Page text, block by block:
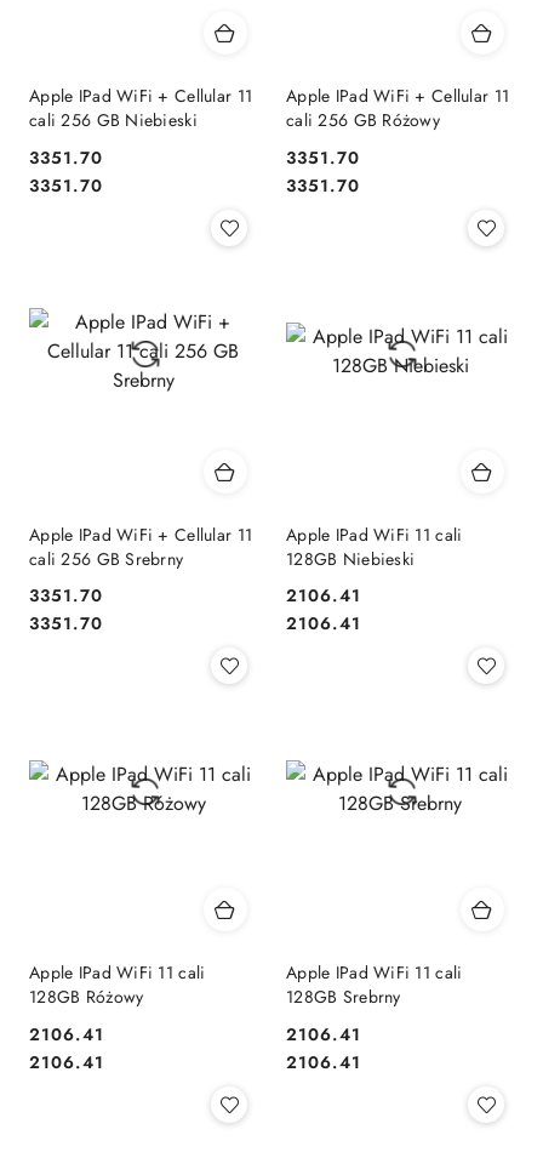
Apple IPad WiFi + Cellular 11
cali 256 GB Niebieski
Cena:
3351.70
Cena:
3351.70
Apple IPad WiFi + Cellular 11
cali 256 GB Różowy
Cena:
3351.70
Cena:
3351.70
Apple IPad WiFi + Cellular 11
cali 256 GB Srebrny
Cena:
3351.70
Cena:
3351.70
Apple IPad WiFi 11 cali
128GB Niebieski
Cena:
2106.41
Cena:
2106.41
Apple IPad WiFi 11 cali
128GB Różowy
Cena:
2106.41
Cena:
2106.41
Apple IPad WiFi 11 cali
128GB Srebrny
Cena:
2106.41
Cena:
2106.41